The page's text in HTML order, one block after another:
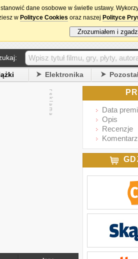
Elektronika
Data
Opis
Recenzje
dane osobowe w świetle ustawy.
w Polityce Cookies oraz naszej Polityce
Zrozumiałem i